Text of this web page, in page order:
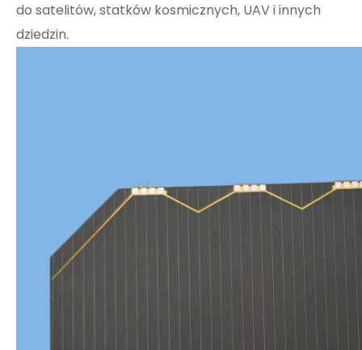
do satelitów, statków kosmicznych, UAV i innych
dziedzin.